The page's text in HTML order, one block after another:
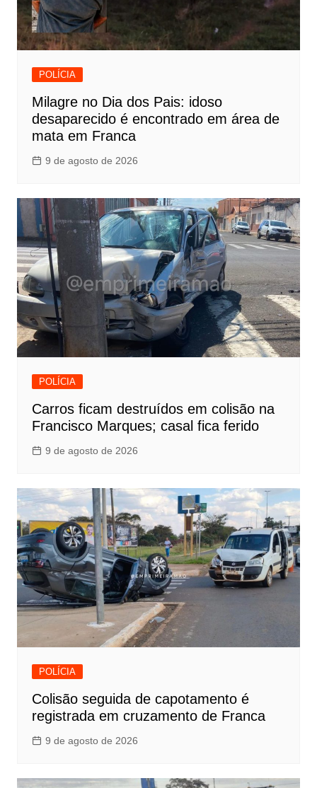
POLÍCIA
Milagre no Dia dos Pais: idoso
desaparecido é encontrado em área de
mata em Franca
9 de agosto de 2026
POLÍCIA
Carros ficam destruídos em colisão na
Francisco Marques; casal fica ferido
9 de agosto de 2026
POLÍCIA
Colisão seguida de capotamento é
registrada em cruzamento de Franca
9 de agosto de 2026